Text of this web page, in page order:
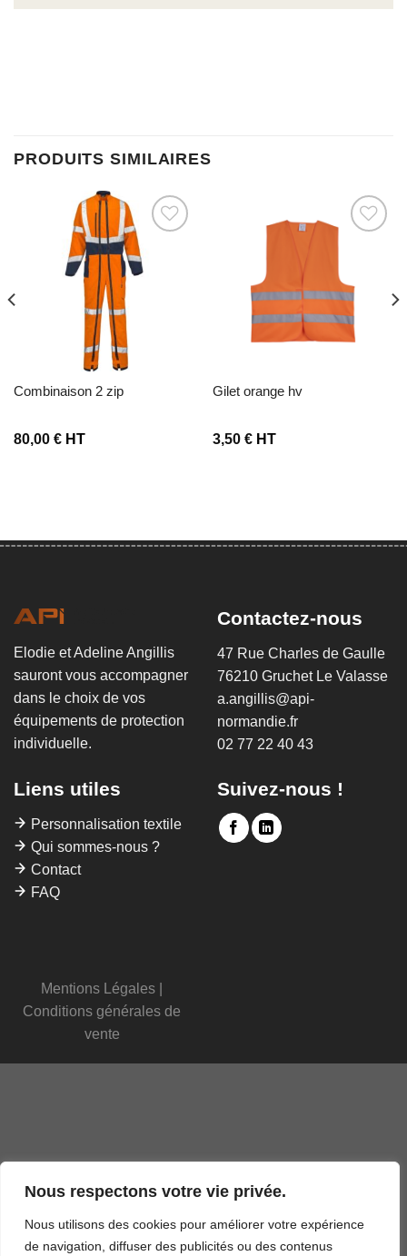
Nous respectons votre vie privée.
Nous utilisons des cookies pour améliorer votre expérience
de navigation, diffuser des publicités ou des contenus
PRODUITS SIMILAIRES
Ajouter à la liste d’envies
combinaison 2 zip
80,00 €HT
Ajouter à la liste d’envies
gilet orange hv
3,50 €HT
Elodie et Adeline Angillis
sauront vous accompagner
dans le choix de vos
équipements de protection
individuelle.
Contactez-nous
47 Rue Charles de Gaulle
76210 Gruchet Le Valasse
a.angillis@api-
normandie.fr
02 77 22 40 43
Liens utiles
Personnalisation textile
Qui sommes-nous ?
Contact
FAQ
Suivez-nous !
Mentions Légales
Conditions générales de
vente